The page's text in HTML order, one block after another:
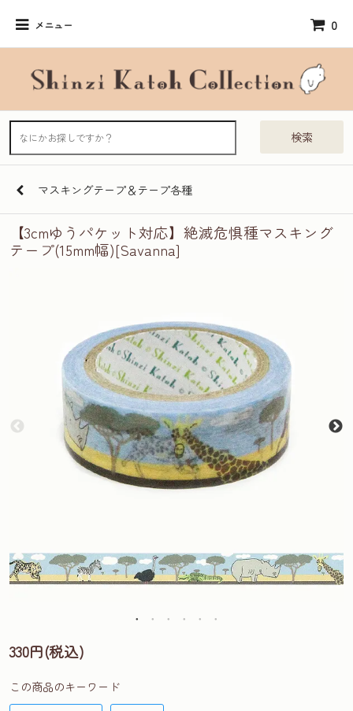
メニュー 0
検索
マスキングテープ＆テープ各種
【3cmゆうパケット対応】絶滅危惧種マスキング
テープ(15mm幅)[Savanna]
330円(税込)
この商品のキーワード